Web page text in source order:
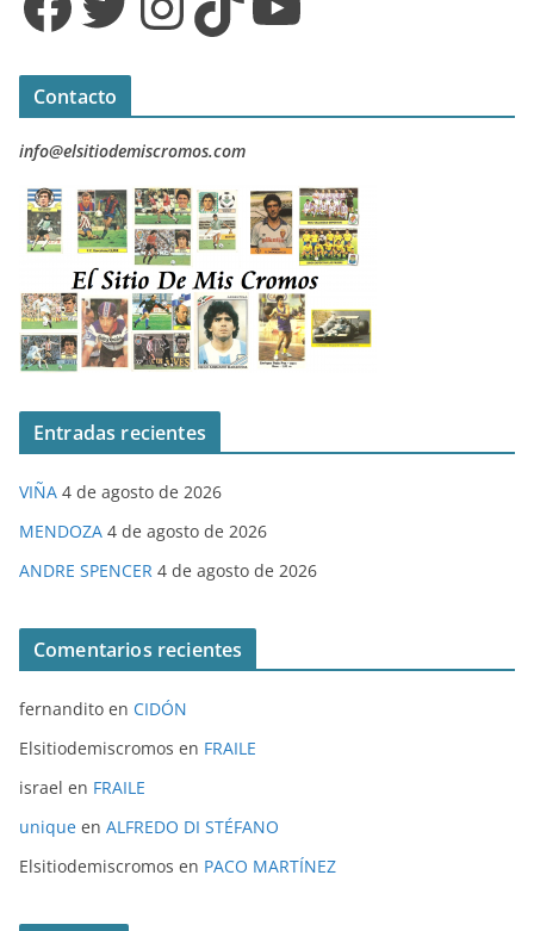
Contacto
info@elsitiodemiscromos.com
Entradas recientes
VIÑA 4 de agosto de 2026
MENDOZA 4 de agosto de 2026
ANDRE SPENCER 4 de agosto de 2026
Comentarios recientes
fernandito en CIDÓN
Elsitiodemiscromos en FRAILE
israel en FRAILE
unique en ALFREDO DI STÉFANO
Elsitiodemiscromos en PACO MARTÍNEZ